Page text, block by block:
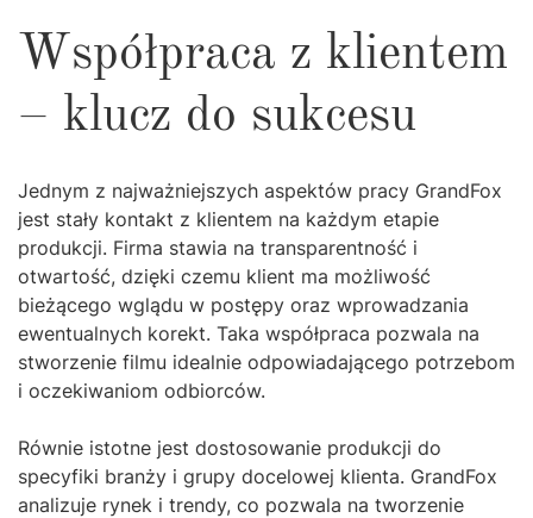
Współpraca z klientem
– klucz do sukcesu
Jednym z najważniejszych aspektów pracy GrandFox
jest stały kontakt z klientem na każdym etapie
produkcji. Firma stawia na transparentność i
otwartość, dzięki czemu klient ma możliwość
bieżącego wglądu w postępy oraz wprowadzania
ewentualnych korekt. Taka współpraca pozwala na
stworzenie filmu idealnie odpowiadającego potrzebom
i oczekiwaniom odbiorców.
Równie istotne jest dostosowanie produkcji do
specyfiki branży i grupy docelowej klienta. GrandFox
analizuje rynek i trendy, co pozwala na tworzenie